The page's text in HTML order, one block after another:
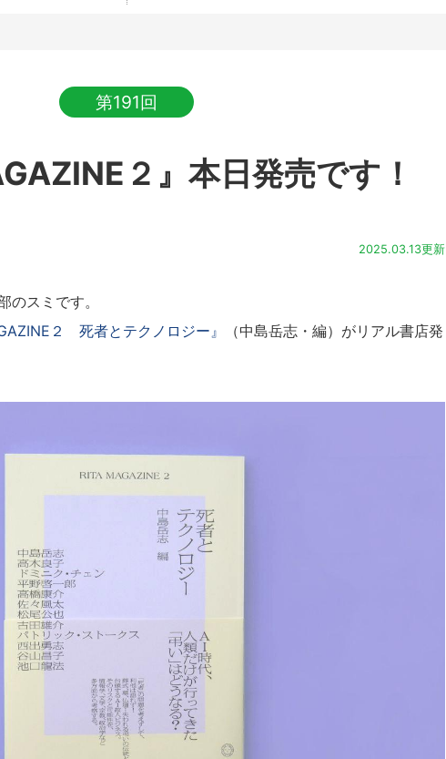
第191回
２』本日発売です！
2025.03.13更新
スミです。
２ 死者とテクノロジー』
（中島岳志・編）がリアル書店発